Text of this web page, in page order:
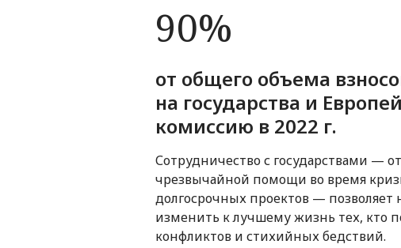
90%
от общего объема
на государства и
комиссию в 2022 г.
Сотрудничество с государствами —
чрезвычайной помощи во время
долгосрочных проектов — позволяет
изменить к лучшему жизнь тех, кто
конфликтов и стихийных бедствий.